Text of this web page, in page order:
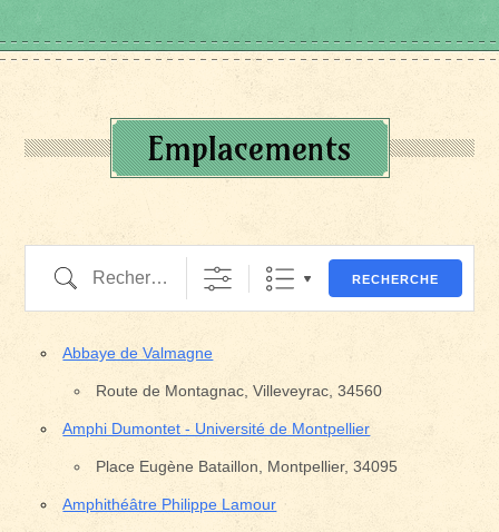
Emplacements
Recherche RECHERCHE
Abbaye de Valmagne
Route de Montagnac, Villeveyrac, 34560
Amphi Dumontet - Université de Montpellier
Place Eugène Bataillon, Montpellier, 34095
Amphithéâtre Philippe Lamour